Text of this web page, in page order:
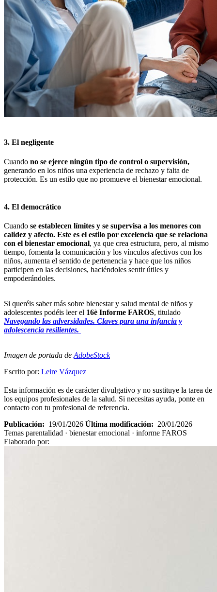
3. El negligente
Cuando no se ejerce ningún tipo de control o supervisión,
generando en los niños una experiencia de rechazo y falta de
protección. Es un estilo que no promueve el bienestar emocional.
4. El democrático
Cuando se establecen límites y se supervisa a los menores con
calidez y afecto. Este es el estilo por excelencia que se relaciona
con el bienestar emocional, ya que crea estructura, pero, al mismo
tiempo, fomenta la comunicación y los vínculos afectivos con los
niños, aumenta el sentido de pertenencia y hace que los niños
participen en las decisiones, haciéndoles sentir útiles y
empoderándoles.
Si queréis saber más sobre bienestar y salud mental de niños y
adolescentes podéis leer el 16è Informe FAROS, titulado
Navegando las adversidades. Claves para una infancia y
adolescencia resilientes.
Imagen de portada de AdobeStock
Escrito por: Leire Vázquez
Esta información es de carácter divulgativo y no sustituye la tarea de
los equipos profesionales de la salud. Si necesitas ayuda, ponte en
contacto con tu profesional de referencia.
Publicación: 19/01/2026 Última modificación: 20/01/2026
Temas parentalidad · bienestar emocional · informe FAROS
Elaborado por: